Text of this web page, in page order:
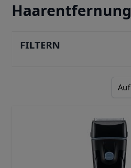
Haarentfernung
FILTERN